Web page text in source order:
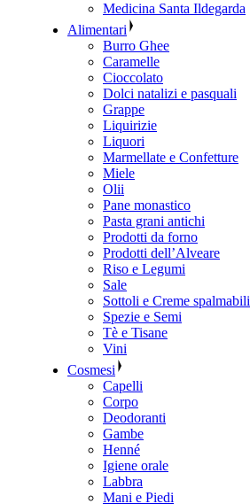
Medicina Santa Ildegarda
Alimentari
Burro Ghee
Caramelle
Cioccolato
Dolci natalizi e pasquali
Grappe
Liquirizie
Liquori
Marmellate e Confetture
Miele
Olii
Pane monastico
Pasta grani antichi
Prodotti da forno
Prodotti dell’Alveare
Riso e Legumi
Sale
Sottoli e Creme spalmabili
Spezie e Semi
Tè e Tisane
Vini
Cosmesi
Capelli
Corpo
Deodoranti
Gambe
Henné
Igiene orale
Labbra
Mani e Piedi